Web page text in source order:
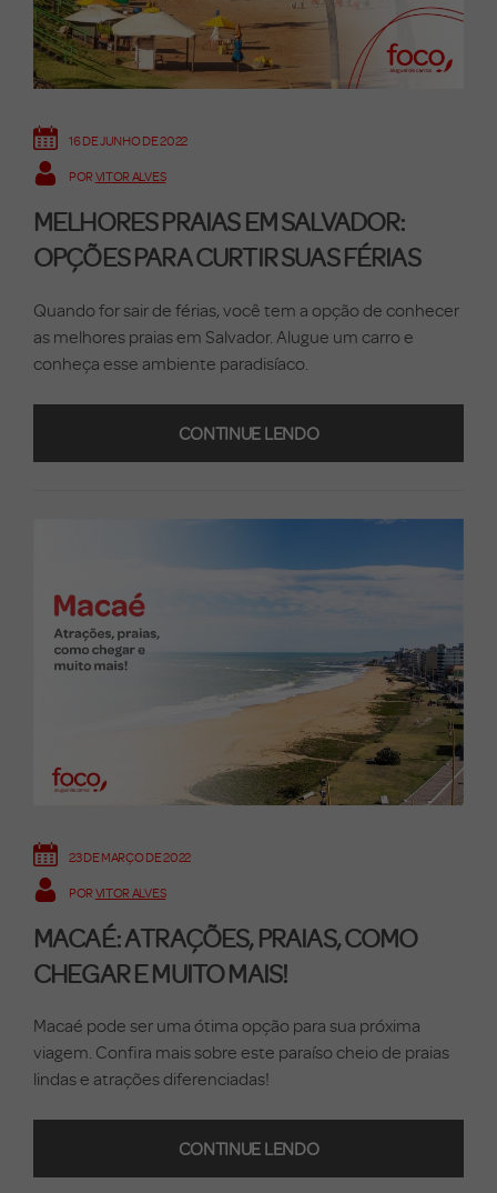
16 DE JUNHO DE 2022
PORVITOR ALVES
MELHORES PRAIAS EM SALVADOR:
OPÇÕES PARA CURTIR SUAS FÉRIAS
Quando for sair de férias, você tem a opção de conhecer
as melhores praias em Salvador. Alugue um carro e
conheça esse ambiente paradisíaco.
CONTINUE LENDO
23 DE MARÇO DE 2022
PORVITOR ALVES
MACAÉ: ATRAÇÕES, PRAIAS, COMO
CHEGAR E MUITO MAIS!
Macaé pode ser uma ótima opção para sua próxima
viagem. Confira mais sobre este paraíso cheio de praias
lindas e atrações diferenciadas!
CONTINUE LENDO